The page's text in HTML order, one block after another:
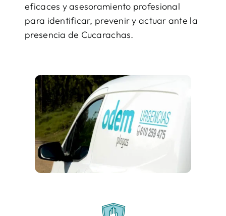
eficaces y asesoramiento profesional
para identificar, prevenir y actuar ante la
presencia de Cucarachas.